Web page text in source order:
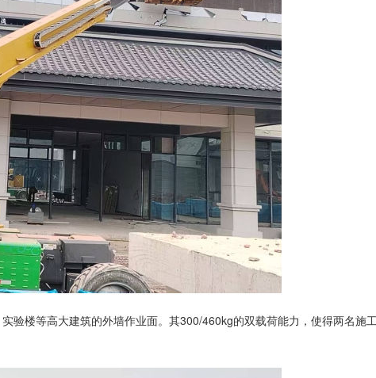
验楼等高大建筑的外墙作业面。其300/460kg的双载荷能力，使得两名施